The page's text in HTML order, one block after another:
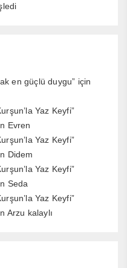
en güçlü duygu” için
Yaz Keyfi”
Evren
Yaz Keyfi”
Didem
Yaz Keyfi”
Seda
Yaz Keyfi”
Arzu kalaylı